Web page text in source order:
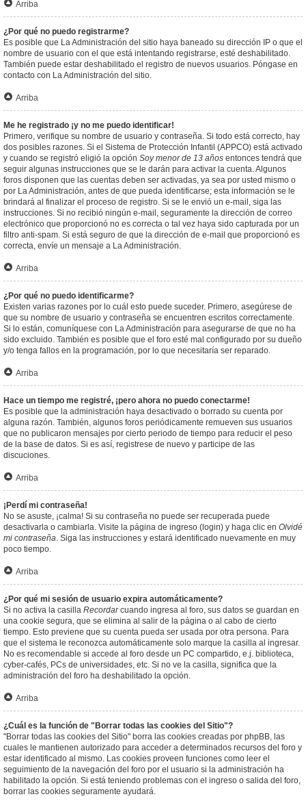
Arriba
¿Por qué no puedo registrarme?
Es posible que La Administración del sitio haya baneado su dirección IP o que el
nombre de usuario con el que está intentando registrarse, esté deshabilitado.
También puede estar deshabilitado el registro de nuevos usuarios. Póngase en
contacto con La Administración del sitio.
Arriba
Me he registrado ¡y no me puedo identificar!
Primero, verifique su nombre de usuario y contraseña. Si todo está correcto, hay
dos posibles razones. Si el Sistema de Protección Infantil (APPCO) está activado
y cuando se registró eligió la opción Soy menor de 13 años entonces tendrá que
seguir algunas instrucciones que se le darán para activar la cuenta. Algunos
foros disponen que las cuentas deben ser activadas, ya sea por usted mismo o
por La Administración, antes de que pueda identificarse; esta información se le
brindará al finalizar el proceso de registro. Si se le envió un e-mail, siga las
instrucciones. Si no recibió ningún e-mail, seguramente la dirección de correo
electrónico que proporcionó no es correcta o tal vez haya sido capturada por un
filtro anti-spam. Si está seguro de que la dirección de e-mail que proporcionó es
correcta, envíe un mensaje a La Administración.
Arriba
¿Por qué no puedo identificarme?
Existen varias razones por lo cuál esto puede suceder. Primero, asegúrese de
que su nombre de usuario y contraseña se encuentren escritos correctamente.
Si lo están, comuníquese con La Administración para asegurarse de que no ha
sido excluido. También es posible que el foro esté mal configurado por su dueño
y/o tenga fallos en la programación, por lo que necesitaría ser reparado.
Arriba
Hace un tiempo me registré, ¡pero ahora no puedo conectarme!
Es posible que la administración haya desactivado o borrado su cuenta por
alguna razón. También, algunos foros periódicamente remueven sus usuarios
que no publicaron mensajes por cierto periodo de tiempo para reducir el peso
de la base de datos. Si es así, registrese de nuevo y participe de las
discuciones.
Arriba
¡Perdí mi contraseña!
No se asuste, ¡calma! Si su contraseña no puede ser recuperada puede
desactivarla o cambiarla. Visite la página de ingreso (login) y haga clic en Olvidé
mi contraseña. Siga las instrucciones y estará identificado nuevamente en muy
poco tiempo.
Arriba
¿Por qué mi sesión de usuario expira automáticamente?
Si no activa la casilla Recordarcuando ingresa al foro, sus datos se guardan en
una cookie segura, que se elimina al salir de la página o al cabo de cierto
tiempo. Esto previene que su cuenta pueda ser usada por otra persona. Para
que el sistema le reconozca automáticamente solo marque la casilla al ingresar.
No es recomendable si accede al foro desde un PC compartido, e.j. biblioteca,
cyber-cafés, PCs de universidades, etc. Si no ve la casilla, significa que la
administración del foro ha deshabilitado la opción.
Arriba
¿Cuál es la función de "Borrar todas las cookies del Sitio"?
"Borrar todas las cookies del Sitio" borra las cookies creadas por phpBB, las
cuales le mantienen autorizado para acceder a determinados recursos del foro y
estar identificado al mismo. Las cookies proveen funciones como leer el
seguimiento de la navegación del foro por el usuario si la administración ha
habilitado la opción. Si está teniendo problemas con el ingreso o salida del foro,
borrar las cookies seguramente ayudará.